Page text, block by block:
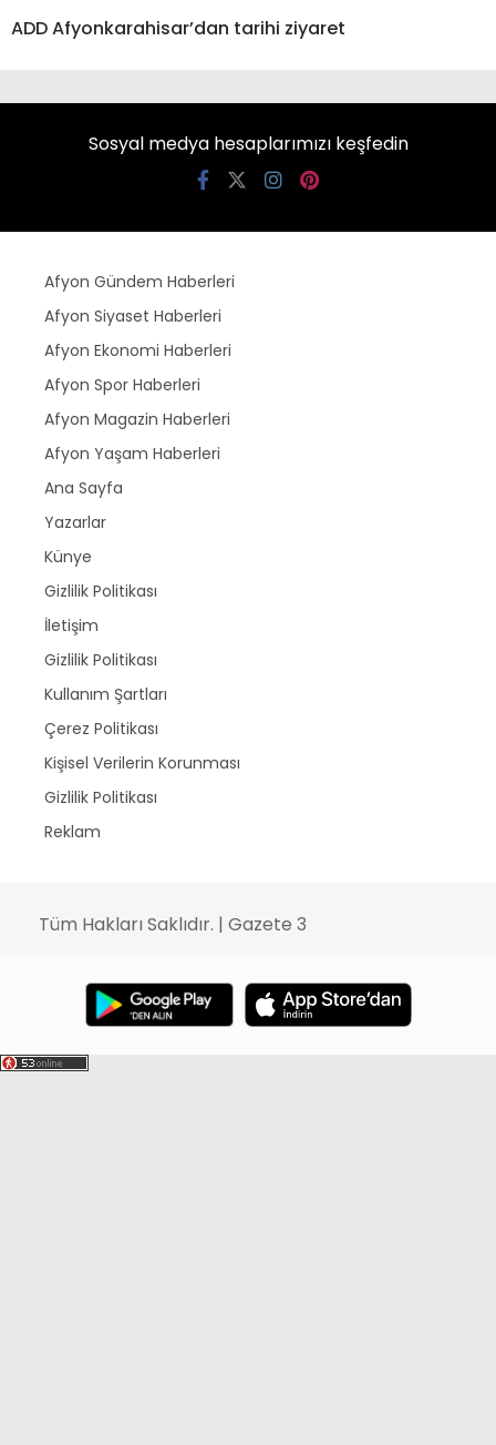
ADD Afyonkarahisar’dan tarihi ziyaret
Sosyal medya hesaplarımızı keşfedin
Afyon Gündem Haberleri
Afyon Siyaset Haberleri
Afyon Ekonomi Haberleri
Afyon Spor Haberleri
Afyon Magazin Haberleri
Afyon Yaşam Haberleri
Ana Sayfa
Yazarlar
Künye
Gizlilik Politikası
İletişim
Gizlilik Politikası
Kullanım Şartları
Çerez Politikası
Kişisel Verilerin Korunması
Gizlilik Politikası
Reklam
Tüm Hakları Saklıdır. | Gazete 3